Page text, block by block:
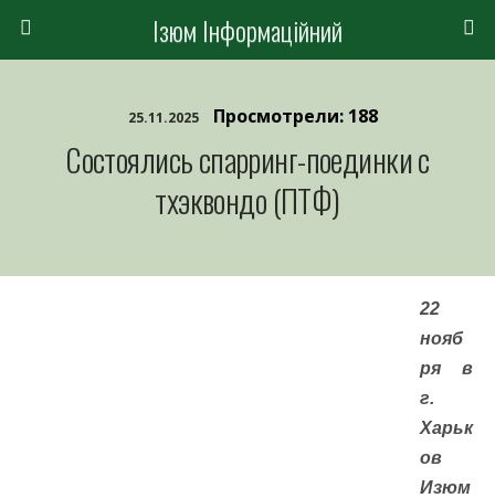
Ізюм Інформаційний
25.11.2025 Просмотрели: 188
Состоялись спарринг-поединки с
тхэквондо (ПТФ)
22
нояб
ря в
г.
Харьк
ов
Изюм